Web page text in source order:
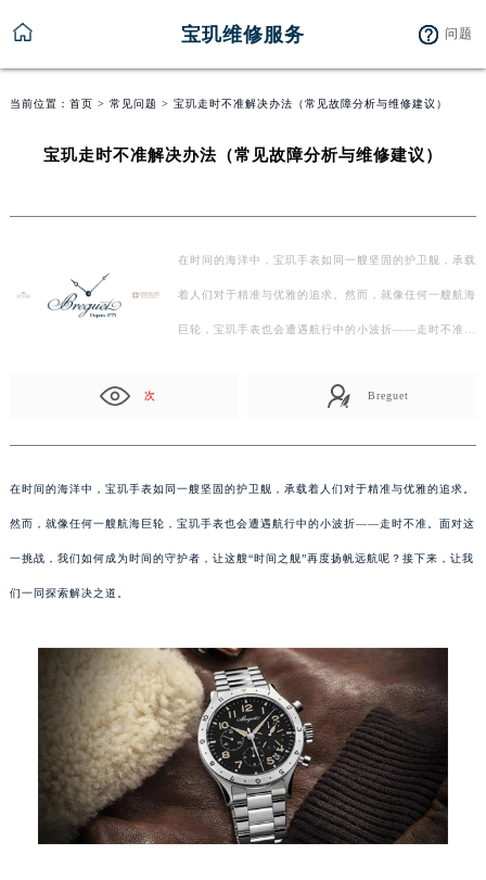
宝玑维修服务 问题
当前位置： 首页 > 常见问题 > 宝玑走时不准解决办法（常见故障分析与维修建议）
宝玑走时不准解决办法（常见故障分析与维修建议）
在时间的海洋中，宝玑手表如同一艘坚固的护卫舰，承载
着人们对于精准与优雅的追求。然而，就像任何一艘航海
巨轮，宝玑手表也会遭遇航行中的小波折——走时不准。
次 Breguet
在时间的海洋中，宝玑手表如同一艘坚固的护卫舰，承载着人们对于精准与优雅的追求。
然而，就像任何一艘航海巨轮，宝玑手表也会遭遇航行中的小波折——走时不准。面对这
一挑战，我们如何成为时间的守护者，让这艘“时间之舰”再度扬帆远航呢？接下来，让我
们一同探索解决之道。